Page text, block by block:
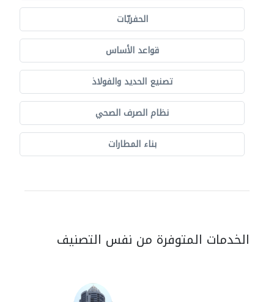
الحفريّات
قواعد الأساس
تصنيع الحديد والفولاذ
نظام الصرف الصحي
بناء المطارات
الخدمات المتوفرة من نفس التصنيف